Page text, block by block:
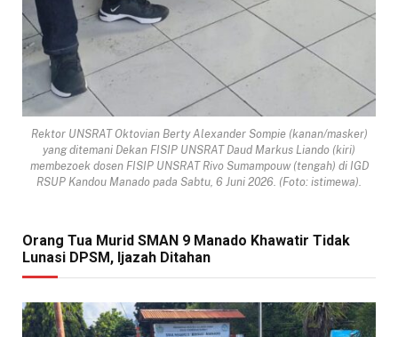
Rektor UNSRAT Oktovian Berty Alexander Sompie (kanan/masker)
yang ditemani Dekan FISIP UNSRAT Daud Markus Liando (kiri)
membezoek dosen FISIP UNSRAT Rivo Sumampouw (tengah) di IGD
RSUP Kandou Manado pada Sabtu, 6 Juni 2026. (Foto: istimewa).
Orang Tua Murid SMAN 9 Manado Khawatir Tidak
Lunasi DPSM, Ijazah Ditahan